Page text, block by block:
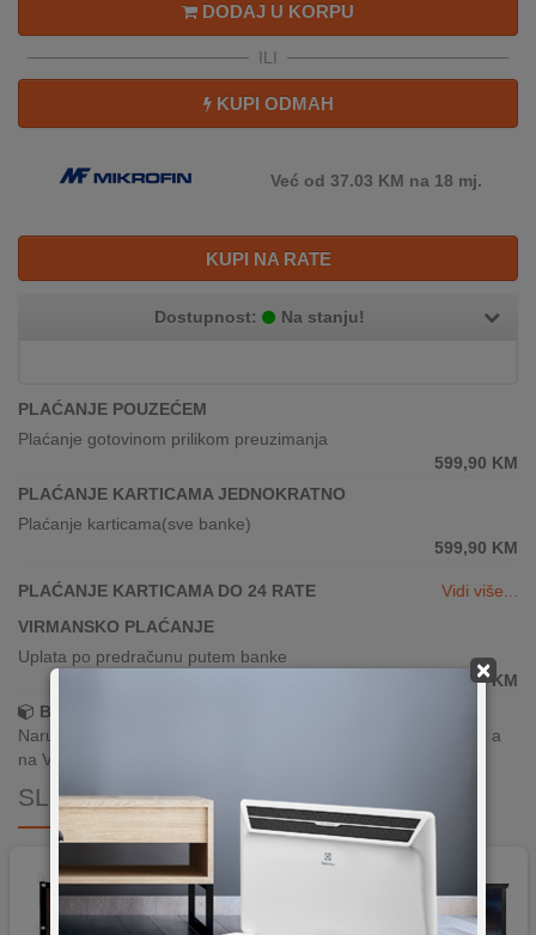
KATALOZI
KUPITI?
KUPOVINA
INOSTRANSTVA
×
DODAJ U KORPU
ILI
KUPI ODMAH
Već od 37.03 KM na 18 mj.
KUPI NA RATE
Dostupnost: Na stanju!
PLAĆANJE POUZEĆEM
Plaćanje gotovinom prilikom preuzimanja
599,90 KM
PLAĆANJE KARTICAMA JEDNOKRATNO
Plaćanje karticama(sve banke)
599,90 KM
PLAĆANJE KARTICAMA DO 24 RATE
Vidi više...
VIRMANSKO PLAĆANJE
Uplata po predračunu putem banke
599,90KM
Brza dostava!
Narudžbe zaprimljene radnim danima do 13h šaljemo isti dan, a
na Vašoj adresi paket je već za 24–48h.
SLIČNI PROIZVODI